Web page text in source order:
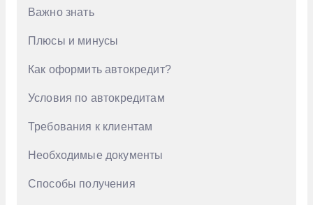
Geely
Genesis
Haval
Infiniti
Jac
Важно знать
Плюсы и минусы
Как оформить автокредит?
Условия по автокредитам
Требования к клиентам
Необходимые документы
Способы получения